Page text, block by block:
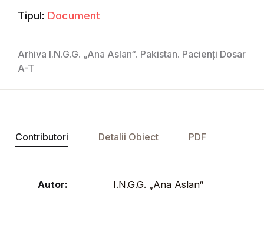
Tipul: Document
Arhiva I.N.G.G. „Ana Aslan“. Pakistan. Pacienți Dosar
A-T
Contributori Detalii Obiect PDF
Autor: I.N.G.G. „Ana Aslan“